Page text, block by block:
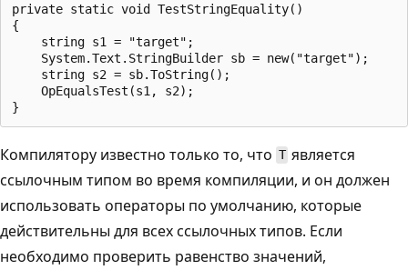
private static void TestStringEquality()
{
    string s1 = "target";
    System.Text.StringBuilder sb = new("target");
    string s2 = sb.ToString();
    OpEqualsTest(s1, s2);
Компилятору известно только то, что T является
ссылочным типом во время компиляции, и он должен
использовать операторы по умолчанию, которые
действительны для всех ссылочных типов. Если
необходимо проверить равенство значений,